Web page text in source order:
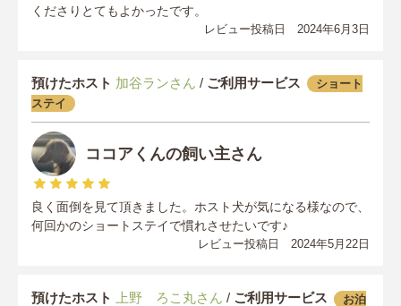
くださりとてもよかったです。
レビュー投稿日 2024年6月3日
預けたホスト 加谷ランさん / ご利用サービス
ショート
ステイ
ココアくんの飼い主さん
良く面倒を見て頂きました。ホスト犬が気になる様なので、
何回かのショートステイで慣れさせたいです♪
レビュー投稿日 2024年5月22日
預けたホスト 上野 ろこ丸さん / ご利用サービス
お泊